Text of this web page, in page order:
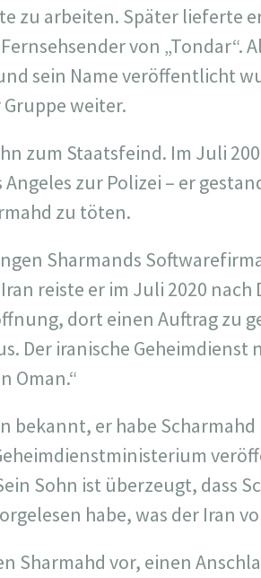
zu arbeiten. Später lieferte
von „Tondar“.
sein Name veröffentlicht
weiter.
zum Staatsfeind. Im Juli
zur Polizei – er
zu töten.
Sharmands
reiste er im Juli 2020
dort einen Auftrag zu
Der iranische Geheimdienst
Oman.“
bekannt, er habe
Sohn ist überzeugt, dass
habe, was der Iran
Sharmahd vor, einen